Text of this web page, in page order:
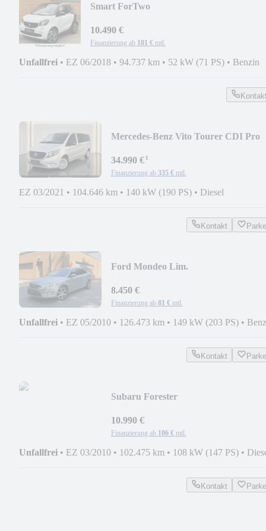
Smart ForTwo
10.490 €
Finanzierung ab 101 € mtl.
Unfallfrei • EZ 06/2018 • 94.737 km • 52 kW (71 PS) • Benzin
Mercedes-Benz Vito Tourer CDI Pro
34.990 €¹
Finanzierung ab 335 € mtl.
EZ 03/2021 • 104.646 km • 140 kW (190 PS) • Diesel
Kontakt
Ford Mondeo Lim.
LEDER/SITZBELÜFT/
8.450 €
Finanzierung ab 81 € mtl.
Unfallfrei • EZ 05/2010 • 126.473 km • 149 kW (203 PS) •
Kontakt
Subaru Forester
GANG
10.990 €
Finanzierung ab 106 € mtl.
Unfallfrei • EZ 03/2010 • 102.475 km • 108 kW (147 PS) •
Kontakt